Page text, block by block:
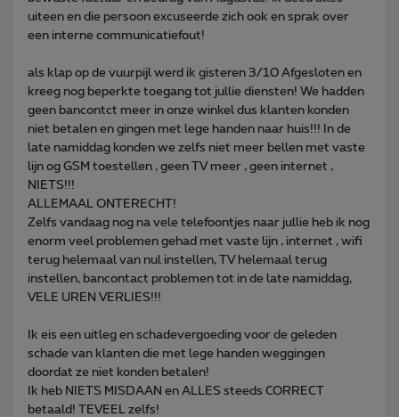
uiteen en die persoon excuseerde zich ook en sprak over
een interne communicatiefout!
als klap op de vuurpijl werd ik gisteren 3/10 Afgesloten en
kreeg nog beperkte toegang tot jullie diensten! We hadden
geen bancontct meer in onze winkel dus klanten konden
niet betalen en gingen met lege handen naar huis!!! In de
late namiddag konden we zelfs niet meer bellen met vaste
lijn og GSM toestellen , geen TV meer , geen internet ,
NIETS!!!
ALLEMAAL ONTERECHT!
Zelfs vandaag nog na vele telefoontjes naar jullie heb ik nog
enorm veel problemen gehad met vaste lijn , internet , wifi
terug helemaal van nul instellen, TV helemaal terug
instellen, bancontact problemen tot in de late namiddag,
VELE UREN VERLIES!!!
Ik eis een uitleg en schadevergoeding voor de geleden
schade van klanten die met lege handen weggingen
doordat ze niet konden betalen!
Ik heb NIETS MISDAAN en ALLES steeds CORRECT
betaald! TEVEEL zelfs!